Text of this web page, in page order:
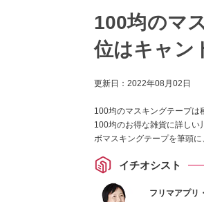
100均のマ
位はキャン
更新日： 2022年08月02日
100均のマスキングテープは
100均のお得な雑貨に詳しい
ボマスキングテープを筆頭に
イチオシスト
フリマアプリ